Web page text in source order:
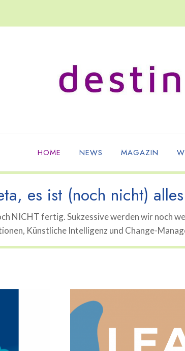
HOME NEWS MAGAZIN
es ist (noch nicht)
NICHT fertig. Sukzessive werden wir noch
Künstliche Intelligenz und Change-